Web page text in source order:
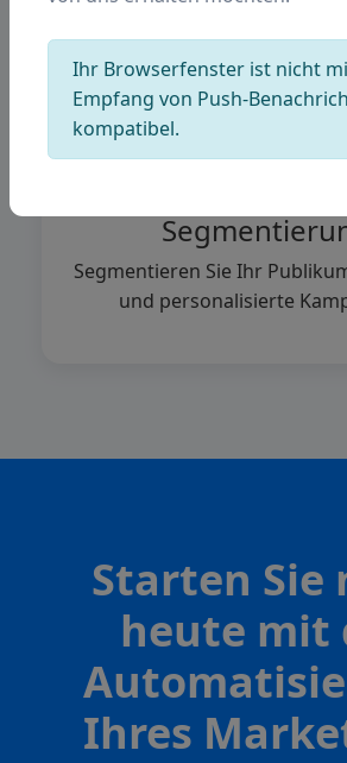
Segmentieren Sie Ihr
und personalisierte
Starten Sie
heute mit
Ihres
Ihr Browserfenster ist nicht
Empfang von Push-
kompatibel.